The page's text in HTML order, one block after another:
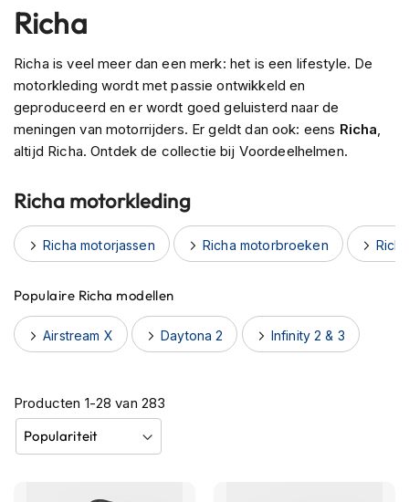
n
t
u
r
e
h
e
m
n
B
u
t
o
o
t
e
l
m
e
Richa
Richa is veel meer dan een merk: het is een lifestyle. De
motorkleding wordt met passie ontwikkeld en
geproduceerd en er wordt goed geluisterd naar de
meningen van motorrijders. Er geldt dan ook: eens Richa,
altijd Richa. Ontdek de collectie bij Voordeelhelmen.
Producten 1-28 van 283
Richa motorkleding
Richa motorjassen Richa motorbroeken
Populaire Richa modellen
Airstream X Daytona 2 Infinity 2 & 3